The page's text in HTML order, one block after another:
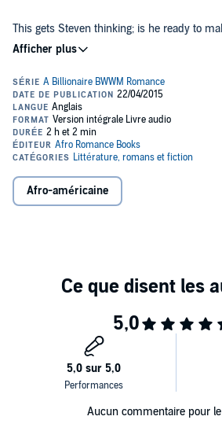
This gets Steven thinking; is he ready to
Davenport? He certainly is, and he's going
it!
Join Steven and he prepares to ask his
important question she's ever likely to hear.
couple who will do anything for each other.
Brought to you by author J A Fielding;
©2014 J A Fielding (P)2015 J A Fielding
Afro-américaine
Aucun commentaire pour